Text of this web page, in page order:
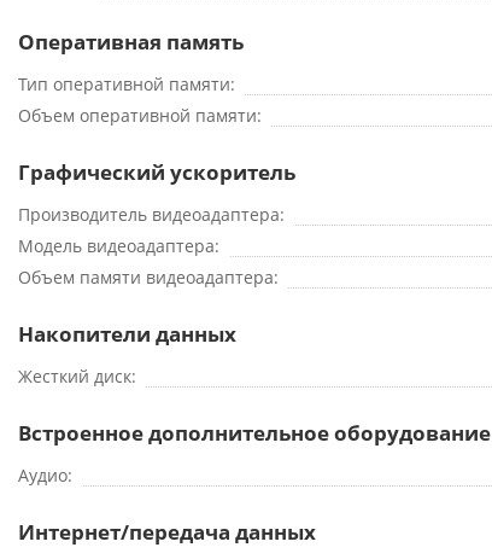
Оперативная память
Тип оперативной памяти
Объем оперативной памяти
Графический ускоритель
Производитель видеоадаптера
Модель видеоадаптера
Объем памяти видеоадаптера
Накопители данных
Жесткий диск
Встроенное дополнительное оборудование
Аудио
Интернет/передача данных